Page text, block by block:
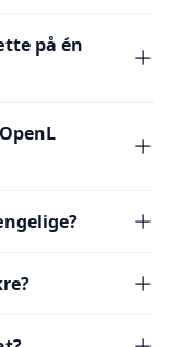
på én